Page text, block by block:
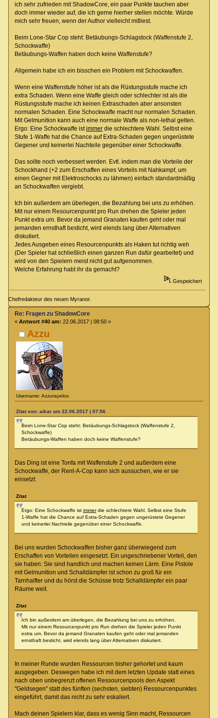
ich sehr zufrieden mit ShadowCore, ein paar Punkte tauchen aber
doch immer wieder auf, die ich gerne hierher stellen möchte. Würde
mich sehr freuen, wenn der Author vielleicht mitliest.
Beim Lone-Star Cop steht: Betäubungs-Schlagstock (Waffenstufe 2,
Schockwaffe)
Betäubungs-Waffen haben doch keine Waffenstufe?
Allgemein habe ich ein bisschen ein Problem mit Schockwaffen.
Wenn eine Waffenstufe höher ist als die Rüstungsstufe mache ich
extra Schaden. Wenn eine Waffe gleich oder schlechter ist als die
Rüstungsstufe mache ich keinen Extraschaden aber ansonsten
normalen Schaden. Eine Schockwaffe macht nur normalen Schaden.
Mit Gelmunition kann auch eine normale Waffe als non-lethal gelten.
Ergo: Eine Schockwaffe istimmerdie schlechtere Wahl. Selbst eine
Stufe 1-Waffe hat die Chance auf Extra-Schaden gegen ungerüstete
Gegener und keinerlei Nachteile gegenüber einer Schockwaffe.
Das sollte noch verbessert werden. Evtl. indem man die Vorteile der
Schockhand (+2 zum Erschaffen eines Vorteils mit Nahkampf, um
einen Gegner mit Elektroschocks zu lähmen) einfach standardmäßig
an Schockwaffen vergiebt.
Ich bin außerdem am überlegen, die Bezahlung bei uns zu erhöhen.
Mit nur einem Resourcenpunkt pro Run drehen die Spieler jeden
Punkt extra um. Bevor da jemand Granaten kaufen geht oder mal
jemanden ernsthaft besticht, wird elends lang über Alternativen
diskutiert.
Jedes Ausgeben eines Resourcenpunkts als Haken tut richtig weh
(Der Spieler hat schließlich einen ganzen Run dafür gearbeitet) und
wird von den Spielern meist nicht gut aufgenommen.
Welche Erfahrung habt ihr da gemacht?
Gespeichert
Chefredakteur des neuen Myranor.
Azzu
Username: Azzurayelos
Re: Fragen zu ShadowCore
« Antwort #40 am: 22.06.2017 | 08:50 »
Zitat von: aikar am 22.06.2017 | 07:56
Beim Lone-Star Cop steht: Betäubungs-Schlagstock (Waffenstufe 2,
Schockwaffe)
Betäubungs-Waffen haben doch keine Waffenstufe?
Das Ding ist eine Tonfa mit Waffenstufe 2 und außerdem eine
Schockwaffe, der Rent-A-Cop kann sich aussuchen, wie er sie
einsetzt.
Zitat
Ergo: Eine Schockwaffe ist immerdie schlechtere Wahl. Selbst eine Stufe
1-Waffe hat die Chance auf Extra-Schaden gegen ungerüstete Gegener
und keinerlei Nachteile gegenüber einer Schockwaffe.
Bei uns wurden Schockwaffen bisher ganz überwiegend zum
Erschaffen von Vorteilen eingesetzt. Ein ungeschriebener Vorteil, den
sie haben: Sie sind handlich und machen keinen Lärm. Eine Pistole
mit Gelmunition und Schalldämpfer ist schon zu groß für ein
Tarnhalfter und du hörst die Schüsse trotz Schalldämpfer ein paar
Räume weit.
Zitat
Ich bin außerdem am überlegen, die Bezahlung bei uns zu erhöhen.
Mit nur einem Resourcenpunkt pro Run drehen die Spieler jeden Punkt
extra um. Bevor da jemand Granaten kaufen geht oder mal jemanden
ernsthaft besticht, wird elends lang über Alternativen diskutiert.
In meiner Runde wurden Ressourcen bisher gehortet und kaum
ausgegeben. Deswegen habe ich mit dem letzten Update statt eines
nach oben unbegrenzt offenen Ressourcenpools den Aspekt
"Geldsegen" statt des fünften (sechsten, siebten) Ressourcenpunktes
eingeführt, damit das nicht zu sehr eskaliert.
Mach deinen Spielern klar, dass es wenig Sinn macht, Ressourcen